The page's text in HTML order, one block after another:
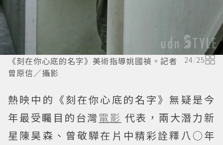
《刻在你心底的名字》美術指導姚國禎。記者
曾原信／攝影
24/25
熱映中的《刻在你心底的名字》無疑是今
年最受矚目的台灣電影 代表，兩大潛力新
星陳昊森、曾敬驊在片中精彩詮釋八○年